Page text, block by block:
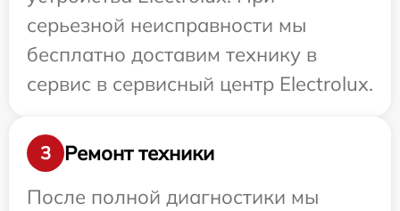
серьезной неисправности мы
бесплатно доставим технику в
сервис в сервисный центр Electrolux.
3
Ремонт техники
После полной диагностики мы